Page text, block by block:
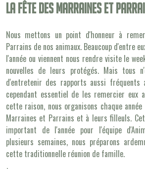
La fête des marraines et
Nous mettons un point d'honneur à
Parrains de nos animaux. Beaucoup d'entre
l'année ou viennent nous rendre visite le
nouvelles de leurs protégés. Mais tous
d'entretenir des rapports aussi
cependant essentiel de les remercier eux
cette raison, nous organisons chaque
Marraines et Parrains et à leurs filleuls.
important de l'année pour l'équipe
plusieurs semaines, nous préparons
cette traditionnelle réunion de famille.